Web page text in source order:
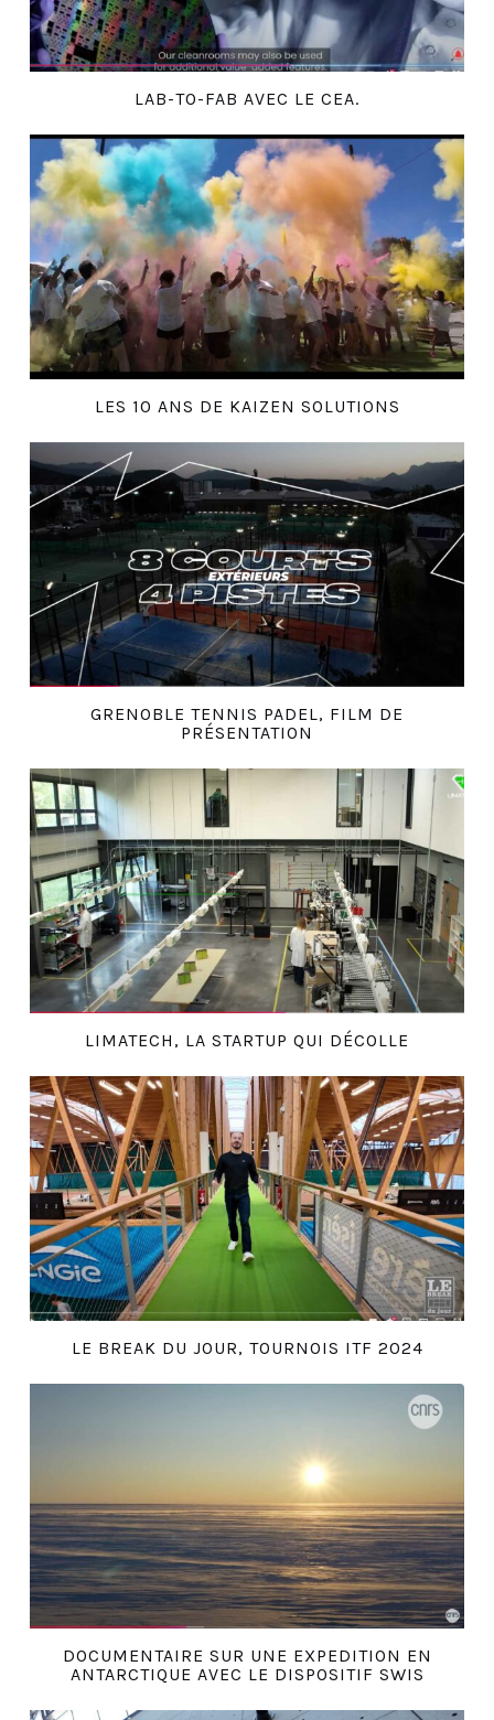
LAB-TO-FAB AVEC LE CEA.
LES 10 ANS DE KAIZEN SOLUTIONS
GRENOBLE TENNIS PADEL, FILM DE
PRÉSENTATION
LIMATECH, LA STARTUP QUI DÉCOLLE
LE BREAK DU JOUR, TOURNOIS ITF 2024
DOCUMENTAIRE SUR UNE EXPEDITION EN
ANTARCTIQUE AVEC LE DISPOSITIF SWIS